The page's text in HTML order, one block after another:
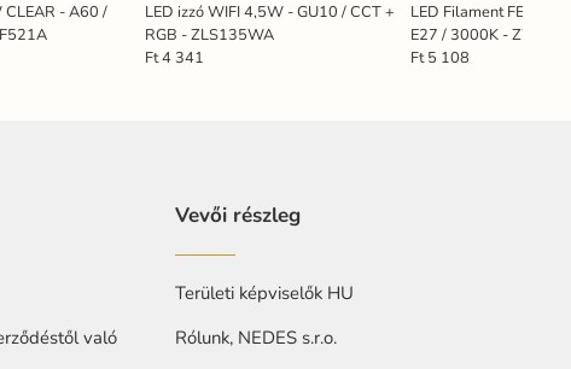
CLEAR - A60 /
LED izzó WIFI 4,5W - GU10 / CCT +
RGB - ZLS135WA
Ft 4 341
LED Filament FEHÉR
E27 / 3000K -
Ft 5 108
való
Vevői részleg
Területi képviselők HU
Rólunk, NEDES s.r.o.